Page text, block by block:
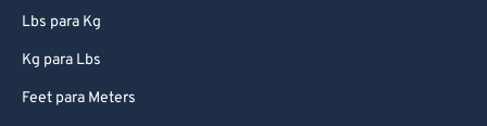
Lbs para Kg
Kg para Lbs
Feet para Meters